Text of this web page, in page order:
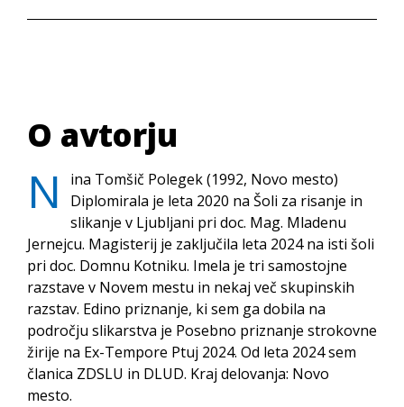
O avtorju
N
ina Tomšič Polegek (1992, Novo mesto)
Diplomirala je leta 2020 na Šoli za risanje in
slikanje v Ljubljani pri doc. Mag. Mladenu
Jernejcu. Magisterij je zaključila leta 2024 na isti šoli
pri doc. Domnu Kotniku. Imela je tri samostojne
razstave v Novem mestu in nekaj več skupinskih
razstav. Edino priznanje, ki sem ga dobila na
področju slikarstva je Posebno priznanje strokovne
žirije na Ex-Tempore Ptuj 2024. Od leta 2024 sem
članica ZDSLU in DLUD. Kraj delovanja: Novo
mesto.